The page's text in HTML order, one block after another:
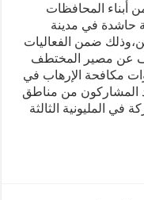
أبناء المحافظات
حاشدة في مدينة
ضمن الفعاليات
عن مصير المختطف
مكافحة الإرهاب في
المشاركون من مناطق
في المليونية الثالثة